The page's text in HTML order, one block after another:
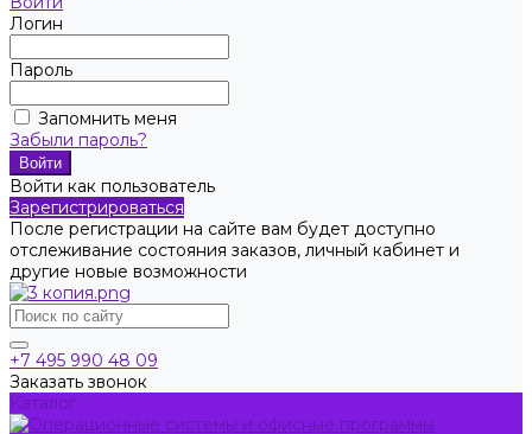
Логин
Пароль
Запомнить меня
Забыли пароль?
Войти как пользователь
Зарегистрироваться
После регистрации на сайте вам будет доступно
отслеживание состояния заказов, личный кабинет и
другие новые возможности
+7 495 990 48 09
Заказать звонок
Каталог